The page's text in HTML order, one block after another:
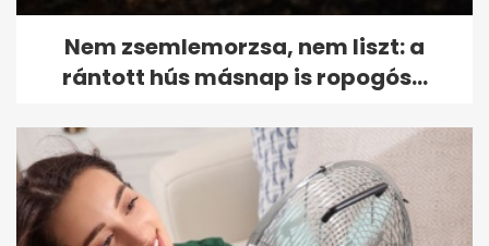
Nem zsemlemorzsa, nem liszt: a
rántott hús másnap is ropogós...